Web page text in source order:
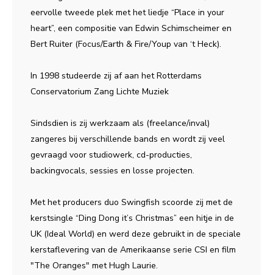
eervolle tweede plek met het liedje “Place in your
heart”, een compositie van Edwin Schimscheimer en
Bert Ruiter (Focus/Earth & Fire/Youp van ‘t Heck).
In 1998 studeerde zij af aan het Rotterdams
Conservatorium Zang Lichte Muziek
Sindsdien is zij werkzaam als (freelance/inval)
zangeres bij verschillende bands en wordt zij veel
gevraagd voor studiowerk, cd-producties,
backingvocals, sessies en losse projecten.
Met het producers duo Swingfish scoorde zij met de
kerstsingle “Ding Dong it’s Christmas” een hitje in de
UK (Ideal World) en werd deze gebruikt in de speciale
kerstaflevering van de Amerikaanse serie CSI en film
"The Oranges" met Hugh Laurie.